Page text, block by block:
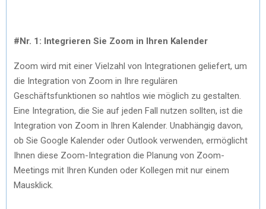
#Nr. 1: Integrieren Sie Zoom in Ihren Kalender
Zoom wird mit einer Vielzahl von Integrationen geliefert, um
die Integration von Zoom in Ihre regulären
Geschäftsfunktionen so nahtlos wie möglich zu gestalten.
Eine Integration, die Sie auf jeden Fall nutzen sollten, ist die
Integration von Zoom in Ihren Kalender. Unabhängig davon,
ob Sie Google Kalender oder Outlook verwenden, ermöglicht
Ihnen diese Zoom-Integration die Planung von Zoom-
Meetings mit Ihren Kunden oder Kollegen mit nur einem
Mausklick.